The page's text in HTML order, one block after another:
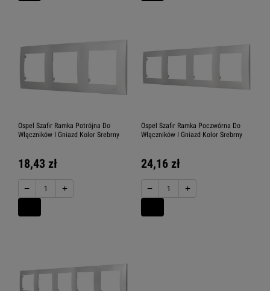
Ospel Szafir Ramka Potrójna Do
Włączników I Gniazd Kolor Srebrny
18,43 zł
− +
Ospel Szafir Ramka Poczwórna Do
Włączników I Gniazd Kolor Srebrny
24,16 zł
− +